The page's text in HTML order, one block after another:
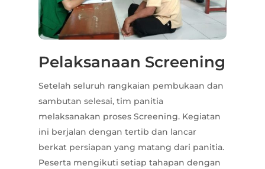
Pelaksanaan Screening
Setelah seluruh rangkaian pembukaan dan
sambutan selesai, tim panitia
melaksanakan proses Screening. Kegiatan
ini berjalan dengan tertib dan lancar
berkat persiapan yang matang dari panitia.
Peserta mengikuti setiap tahapan dengan